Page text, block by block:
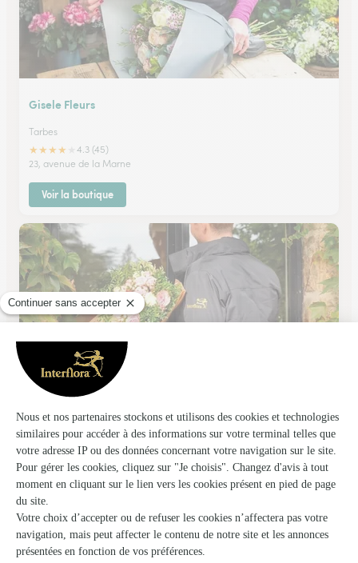
Gisele Fleurs
Tarbes
★★★★
4.3 (45)
23, avenue de la Marne
Voir la boutique
Claudine Fleurs
Aureilhan
4, avenue des Sports
Voir la boutique